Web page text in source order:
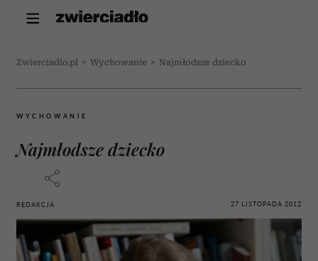
Zwierciadlo.pl > Wychowanie > Najmłodsze dziecko
WYCHOWANIE
Najmłodsze dziecko
REDAKCJA 27 LISTOPADA 2012